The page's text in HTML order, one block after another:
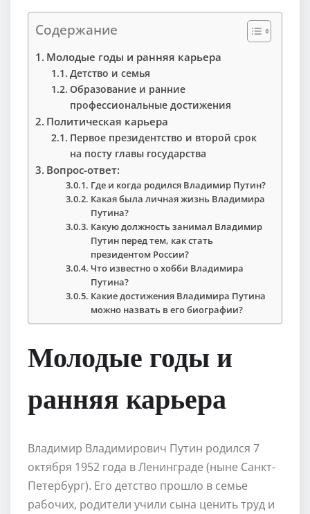
Содержание
Молодые годы и ранняя карьера
Детство и семья
Образование и ранние
профессиональные достижения
Политическая карьера
Первое президентство и второй срок
на посту главы государства
Вопрос-ответ:
Где и когда родился Владимир Путин?
Какая была личная жизнь Владимира
Путина?
Какую должность занимал Владимир
Путин перед тем, как стать
президентом России?
Что известно о хобби Владимира
Путина?
Какие достижения Владимира Путина
можно назвать в его биографии?
Молодые годы и
ранняя карьера
Владимир Владимирович Путин родился 7
октября 1952 года в Ленинграде (ныне Санкт-
Петербург). Его детство прошло в семье
рабочих, родители учили сына ценить труд и